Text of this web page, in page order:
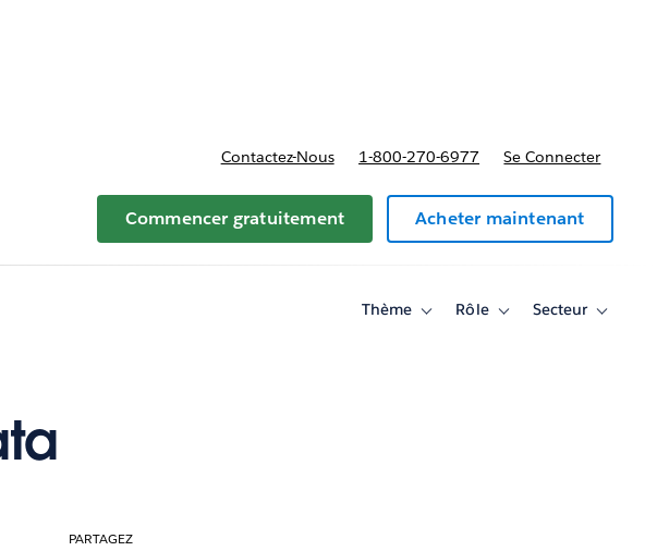
navigation for Forfaits et tarifs
Contactez-Nous 1-800-270-6977 Se Connecter
Commencer gratuitement Acheter maintenant
Thème
ToggleRôle
ToggleSecteur
Toggle
PARTAGEZ